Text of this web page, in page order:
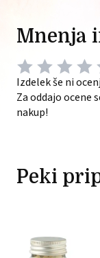
Mnenja
Izdelek še ni
Za oddajo ocene
nakup!
Peki